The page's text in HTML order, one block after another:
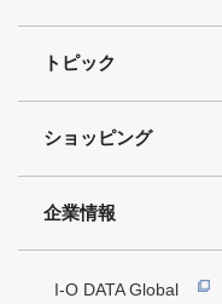
トピック
ショッピング
企業情報
I-O DATA Global